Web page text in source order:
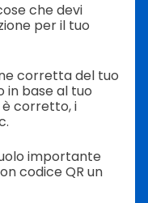
che devi
per il tuo
corretta del tuo
in base al tuo
è corretto, i
importante
codice QR un